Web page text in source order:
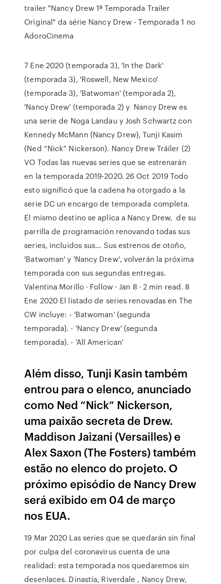
trailer "Nancy Drew 1ª Temporada Trailer
Original" da série Nancy Drew - Temporada 1 no
AdoroCinema
7 Ene 2020 (temporada 3), 'In the Dark'
(temporada 3), 'Roswell, New Mexico'
(temporada 3), 'Batwoman' (temporada 2),
'Nancy Drew' (temporada 2) y Nancy Drew es
una serie de Noga Landau y Josh Schwartz con
Kennedy McMann (Nancy Drew), Tunji Kasim
(Ned “Nick” Nickerson). Nancy Drew Tráiler (2)
VO Todas las nuevas series que se estrenarán
en la temporada 2019-2020. 26 Oct 2019 Todo
esto significó que la cadena ha otorgado a la
serie DC un encargo de temporada completa.
El mismo destino se aplica a Nancy Drew, de su
parrilla de programación renovando todas sus
series, incluidos sus… Sus estrenos de otoño,
'Batwoman' y 'Nancy Drew', volverán la próxima
temporada con sus segundas entregas.
Valentina Morillo · Follow · Jan 8 · 2 min read. 8
Ene 2020 El listado de series renovadas en The
CW incluye: - 'Batwoman' (segunda
temporada). - 'Nancy Drew' (segunda
temporada). - 'All American'
Além disso, Tunji Kasin também
entrou para o elenco, anunciado
como Ned “Nick” Nickerson,
uma paixão secreta de Drew.
Maddison Jaizani (Versailles) e
Alex Saxon (The Fosters) também
estão no elenco do projeto. O
próximo episódio de Nancy Drew
será exibido em 04 de março
nos EUA.
19 Mar 2020 Las series que se quedarán sin final
por culpa del coronavirus cuenta de una
realidad: esta temporada nos quedaremos sin
desenlaces. Dinastía, Riverdale , Nancy Drew,